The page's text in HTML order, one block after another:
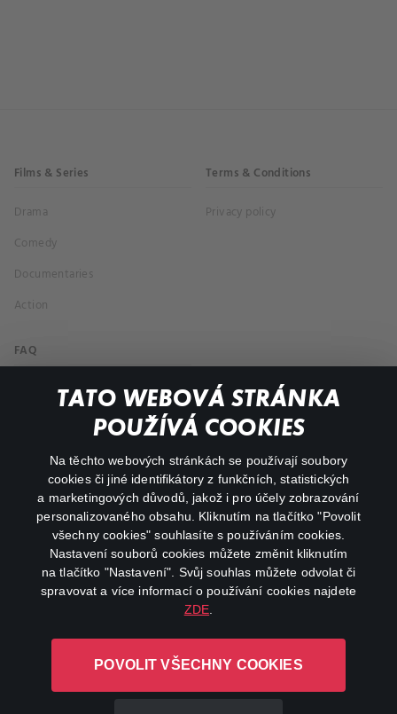
TATO WEBOVÁ STRÁNKA
POUŽÍVÁ COOKIES
Na těchto webových stránkách se používají soubory
cookies či jiné identifikátory z funkčních, statistických
a marketingových důvodů, jakož i pro účely zobrazování
personalizovaného obsahu. Kliknutím na tlačítko "Povolit
všechny cookies" souhlasíte s používáním cookies.
Nastavení souborů cookies můžete změnit kliknutím
na tlačítko "Nastavení". Svůj souhlas můžete odvolat či
spravovat a více informací o používání cookies najdete
ZDE
POVOLIT VŠECHNY COOKIES
Films & Series
Drama
Comedy
Documentaries
Action
Terms & Conditions
Privacy policy
FAQ
My profile
facebookinstagram
youtube
L-1246 Luxembourg R.C.S.